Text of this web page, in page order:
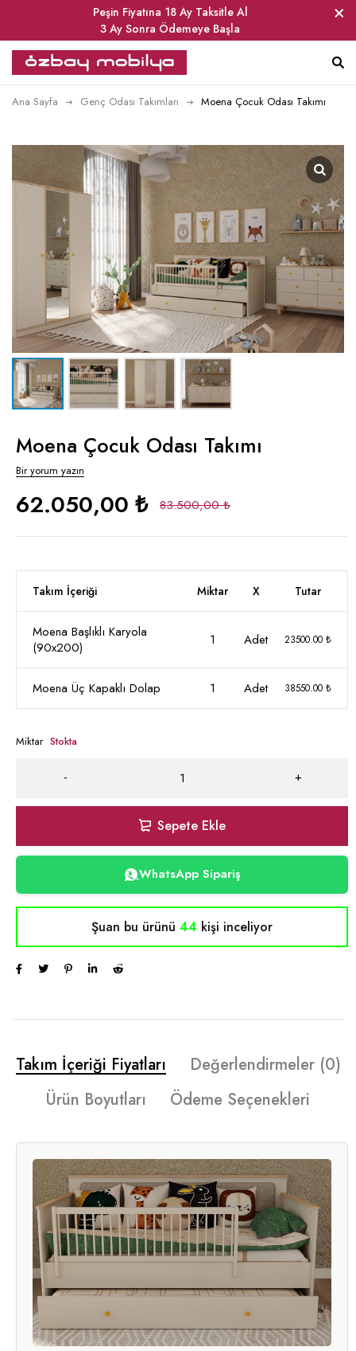
Peşin Fiyatına 18 Ay Taksitle Al
3 Ay Sonra Ödemeye Başla
Ana Sayfa Genç Odası Takımları Moena Çocuk Odası Takımı
Moena Çocuk Odası Takımı
Bir yorum yazın
83.500,00 ₺
62.050,00 ₺
Takım İçeriği Miktar X Tutar
Moena Başlıklı Karyola
(90x200)
1 Adet 23500.00 ₺
Moena Üç Kapaklı Dolap 1 Adet 38550.00 ₺
Miktar Stokta
Sepete Ekle
WhatsApp Sipariş
Şuan bu ürünü 44 kişi inceliyor
Takım İçeriği Fiyatları
Değerlendirmeler (0)
Ürün Boyutları
Ödeme Seçenekleri